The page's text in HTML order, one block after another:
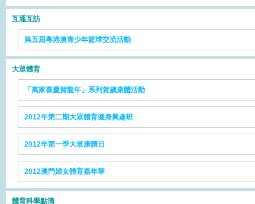
互通互訪
第五屆粵港澳青少年籃球交流活動
大眾體育
「萬家喜慶賀龍年」系列賀歲康體活動
2012年第二期大眾體育健身興趣班
2012年第一季大眾康體日
2012澳門婦女體育嘉年華
體育科學點滴